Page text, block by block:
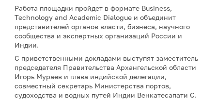
Работа площадки пройдет в формате Business,
Technology and Academic Dialogue и объединит
представителей органов власти, бизнеса, научного
сообщества и экспертных организаций России и
Индии.
С приветственными докладами выступят заместитель
председателя Правительства Архангельской области
Игорь Мураев и глава индийской делегации,
совместный секретарь Министерства портов,
судоходства и водных путей Индии Венкатесапати С.